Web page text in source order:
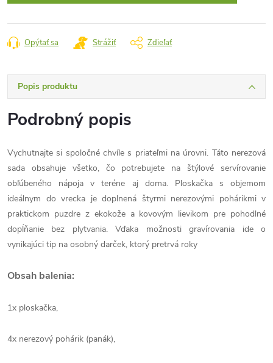
Opýtať sa Strážiť Zdieľať
Popis produktu
Podrobný popis
Vychutnajte si spoločné chvíle s priateľmi na úrovni. Táto nerezová
sada obsahuje všetko, čo potrebujete na štýlové servírovanie
obľúbeného nápoja v teréne aj doma. Ploskačka s objemom
ideálnym do vrecka je doplnená štyrmi nerezovými pohárikmi v
praktickom puzdre z ekokože a kovovým lievikom pre pohodlné
dopĺňanie bez plytvania. Vďaka možnosti gravírovania ide o
vynikajúci tip na osobný darček, ktorý pretrvá roky
Obsah balenia:
1x ploskačka,
4x nerezový pohárik (panák),